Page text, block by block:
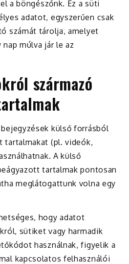
a böngészőnk. Ez a süti
adatot, egyszerűen csak
számát tárolja, amelyet
múlva jár le az
származó
külső forrásból
tartalmakat (pl. videók,
A külső
tartalmak pontosan
meglátogattunk volna egy
hogy adatot
sütiket vagy harmadik
használnak, figyelik a
kapcsolatos felhasználói